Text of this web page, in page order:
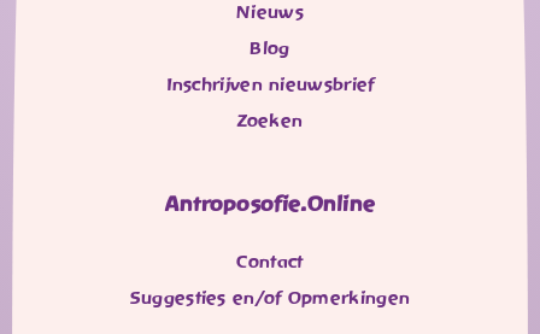
Nieuws
Blog
Inschrijven nieuwsbrief
Zoeken
Antroposofie.Online
Contact
Suggesties en/of Opmerkingen